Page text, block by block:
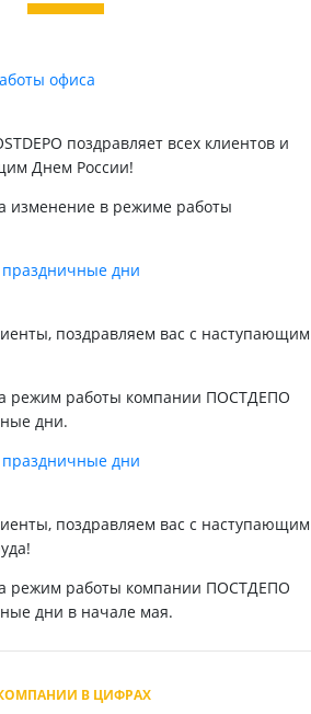
офиса
поздравляет всех клиентов и
Днем России!
в режиме работы
дни
поздравляем вас с наступающим
режим работы компании ПОСТДЕПО
дни.
дни
поздравляем вас с наступающим
режим работы компании ПОСТДЕПО
дни в начале мая.
В ЦИФРАХ